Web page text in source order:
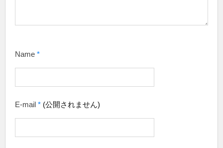
Name *
E-mail * (公開されません)